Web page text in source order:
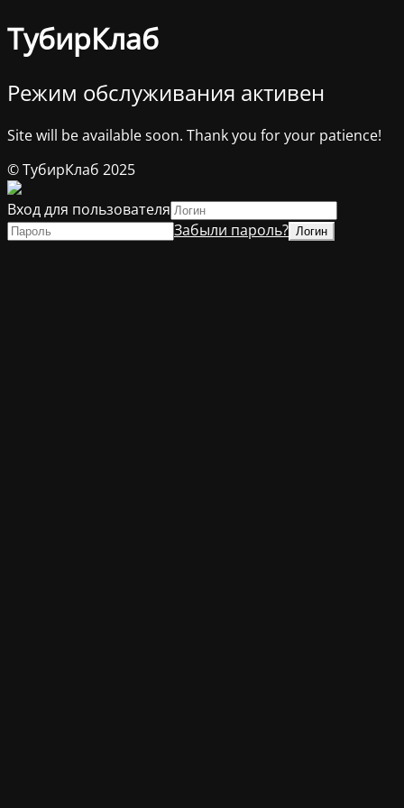
ТубирКлаб
Режим обслуживания активен
Site will be available soon. Thank you for your patience!
© ТубирКлаб 2025
Вход для пользователя
Забыли пароль?